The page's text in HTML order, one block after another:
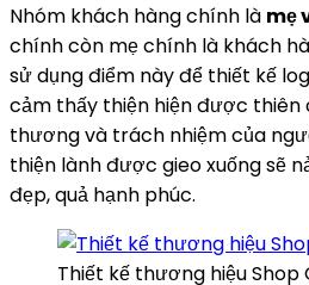
Nhóm khách hàng chính là mẹ
chính còn mẹ chính là khách
sử dụng điểm này để thiết kế
cảm thấy thiện hiện được thiên
thương và trách nhiệm của
thiện lành được gieo xuống sẽ
đẹp, quả hạnh phúc.
Thiết kế thương hiệu